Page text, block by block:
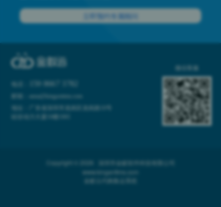
立即预约专属顾问
159 8667 3782
邮箱：anna@kinganttms.com
微信客服
Copyright © 2026 深圳市金蚁软件科技有限公司
www.kinganttms.com
金蚁云代购集运系统